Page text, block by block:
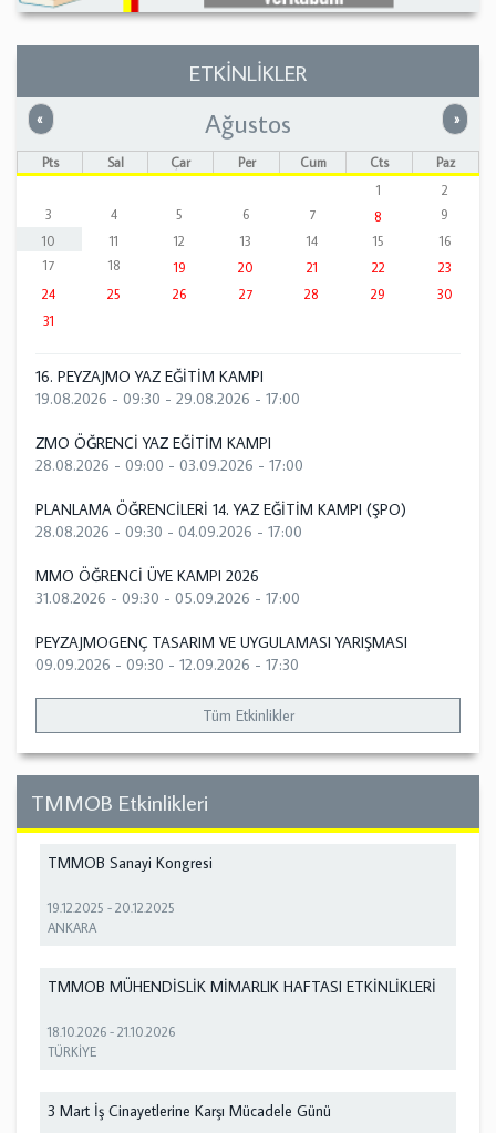
ETKİNLİKLER
« Önceki »
Ağustos
Pts Sal Çar Per Cum Cts
Paz
1
2
3
4 5 6 7 8
9
10
11 12 13 14 15
16
17
18 19 20 21 22
23
24
25 26 27 28 29
30
31
16. PEYZAJMO YAZ EĞİTİM KAMPI
19.08.2026 - 09:30 - 29.08.2026 - 17:00
ZMO ÖĞRENCİ YAZ EĞİTİM KAMPI
28.08.2026 - 09:00 - 03.09.2026 - 17:00
PLANLAMA ÖĞRENCİLERİ 14. YAZ EĞİTİM KAMPI (ŞPO)
28.08.2026 - 09:30 - 04.09.2026 - 17:00
MMO ÖĞRENCİ ÜYE KAMPI 2026
31.08.2026 - 09:30 - 05.09.2026 - 17:00
PEYZAJMOGENÇ TASARIM VE UYGULAMASI YARIŞMASI
09.09.2026 - 09:30 - 12.09.2026 - 17:30
Tüm Etkinlikler
TMMOB Etkinlikleri
TMMOB Sanayi Kongresi
19.12.2025 -20.12.2025
ANKARA
TMMOB MÜHENDİSLİK MİMARLIK HAFTASI ETKİNLİKLERİ
18.10.2026 -21.10.2026
TÜRKİYE
3 Mart İş Cinayetlerine Karşı Mücadele Günü